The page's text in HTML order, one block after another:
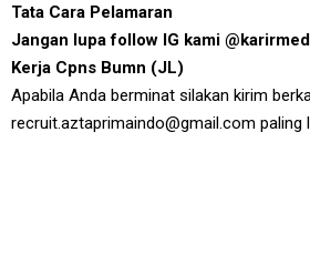
Tata Cara Pelamaran
Jangan lupa follow IG kami
Kerja Cpns Bumn (JL)
Apabila Anda berminat silakan kirim
recruit.aztaprimaindo@gmail.com paling